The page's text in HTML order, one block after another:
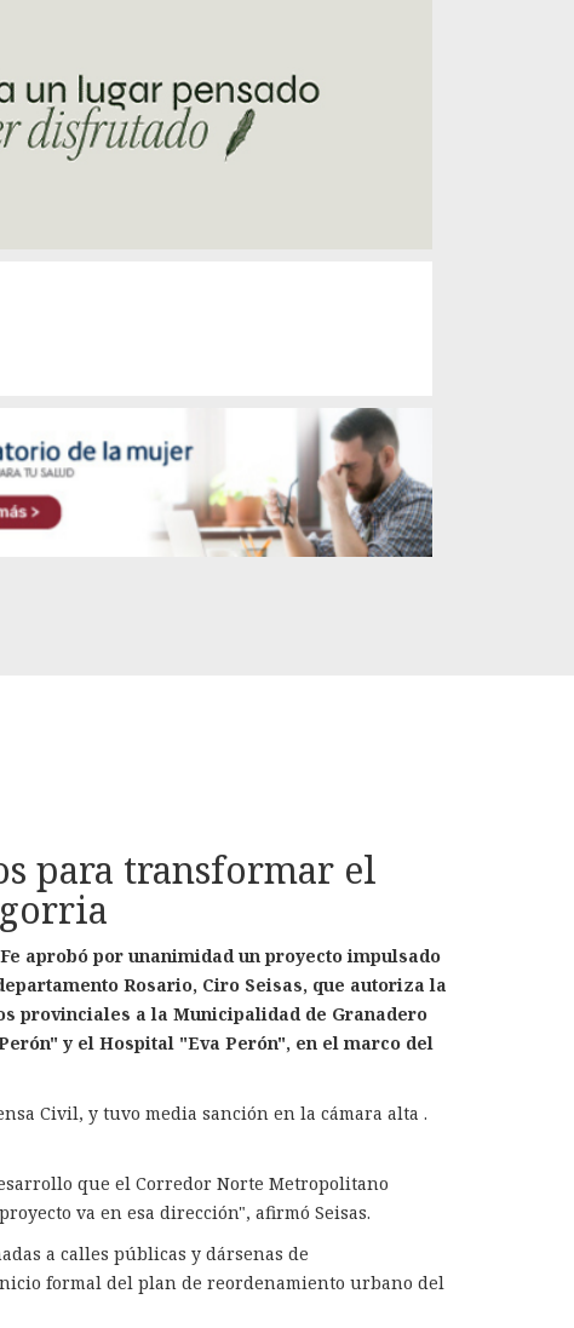
para transformar el
aprobó por unanimidad un proyecto impulsado
Rosario, Ciro Seisas, que autoriza la
provinciales a la Municipalidad de Granadero
y el Hospital "Eva Perón", en el marco del
Civil, y tuvo media sanción en la cámara alta .
que el Corredor Norte Metropolitano
va en esa dirección", afirmó Seisas.
a calles públicas y dársenas de
formal del plan de reordenamiento urbano del